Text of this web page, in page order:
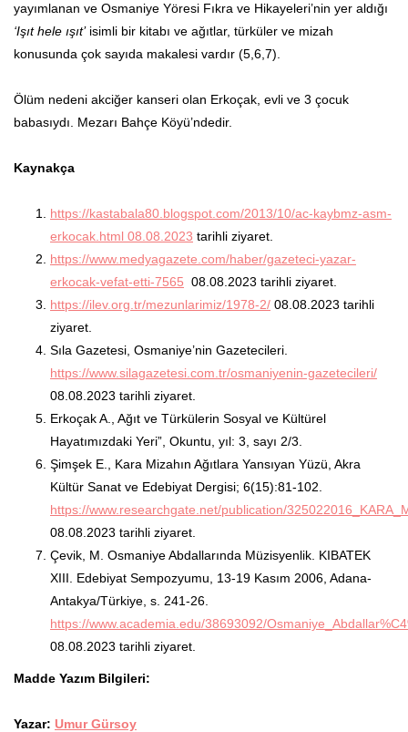
yayımlanan ve Osmaniye Yöresi Fıkra ve Hikayeleri’nin yer aldığı
‘Işıt hele ışıt’isimli bir kitabı ve ağıtlar, türküler ve mizah
konusunda çok sayıda makalesi vardır (5,6,7).
Ölüm nedeni akciğer kanseri olan Erkoçak, evli ve 3 çocuk
babasıydı. Mezarı Bahçe Köyü’ndedir.
Kaynakça
https://kastabala80.blogspot.com/2013/10/ac-kaybmz-asm-
erkocak.html 08.08.2023 tarihli ziyaret.
https://www.medyagazete.com/haber/gazeteci-yazar-
erkocak-vefat-etti-7565 08.08.2023 tarihli ziyaret.
https://ilev.org.tr/mezunlarimiz/1978-2/ 08.08.2023 tarihli
ziyaret.
Sıla Gazetesi, Osmaniye’nin Gazetecileri.
https://www.silagazetesi.com.tr/osmaniyenin-gazetecileri/
08.08.2023 tarihli ziyaret.
Erkoçak A., Ağıt ve Türkülerin Sosyal ve Kültürel
Hayatımızdaki Yeri”, Okuntu, yıl: 3, sayı 2/3.
Şimşek E., Kara Mizahın Ağıtlara Yansıyan Yüzü, Akra
Kültür Sanat ve Edebiyat Dergisi; 6(15):81-102.
https://www.researchgate.net/publication/
08.08.2023 tarihli ziyaret.
Çevik, M. Osmaniye Abdallarında Müzisyenlik. KIBATEK
XIII. Edebiyat Sempozyumu, 13-19 Kasım 2006, Adana-
Antakya/Türkiye, s. 241-26.
https://www.academia.edu/38693092/
08.08.2023 tarihli ziyaret.
Madde Yazım Bilgileri:
Yazar: Umur Gürsoy